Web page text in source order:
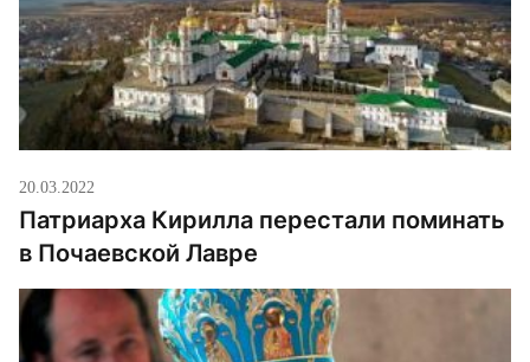
20.03.2022
Патриарха Кирилла перестали поминать
в Почаевской Лавре